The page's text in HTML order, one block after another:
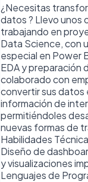
¿Necesitas
datos ? Llevo unos
trabajando en
Data Science, con
especial en Power
EDA y preparación
colaborado con
convertir sus datos
información de
permitiéndoles
nuevas formas de
Habilidades
Diseño de
y visualizaciones
Lenguajes de